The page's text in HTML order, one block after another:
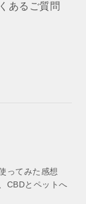
あるご質問
ってみた感想
CBDとペットへ